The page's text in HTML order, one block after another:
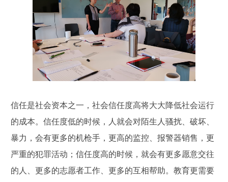
信任是社会资本之一，社会信任度高将大大降低社会运行
的成本。信任度低的时候，人就会对陌生人骚扰、破坏、
暴力，会有更多的机枪手，更高的监控、报警器销售，更
严重的犯罪活动；信任度高的时候，就会有更多愿意交往
的人、更多的志愿者工作、更多的互相帮助。教育更需要